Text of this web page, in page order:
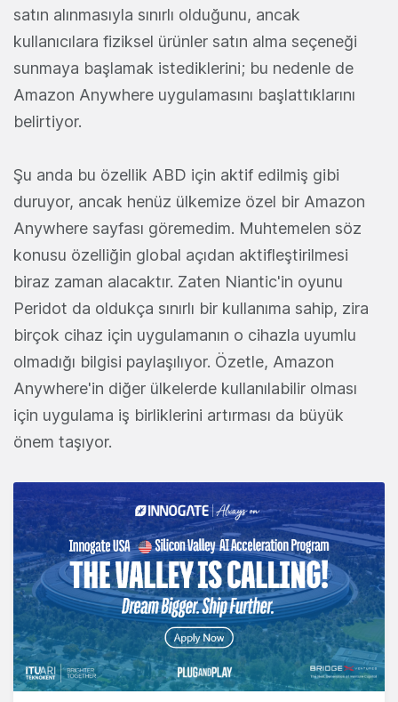
satın alınmasıyla sınırlı olduğunu, ancak
kullanıcılara fiziksel ürünler satın alma seçeneği
sunmaya başlamak istediklerini; bu nedenle de
Amazon Anywhere uygulamasını başlattıklarını
belirtiyor.
Şu anda bu özellik ABD için aktif edilmiş gibi
duruyor, ancak henüz ülkemize özel bir Amazon
Anywhere sayfası göremedim. Muhtemelen söz
konusu özelliğin global açıdan aktifleştirilmesi
biraz zaman alacaktır. Zaten Niantic'in oyunu
Peridot da oldukça sınırlı bir kullanıma sahip, zira
birçok cihaz için uygulamanın o cihazla uyumlu
olmadığı bilgisi paylaşılıyor. Özetle, Amazon
Anywhere'in diğer ülkelerde kullanılabilir olması
için uygulama iş birliklerini artırması da büyük
önem taşıyor.